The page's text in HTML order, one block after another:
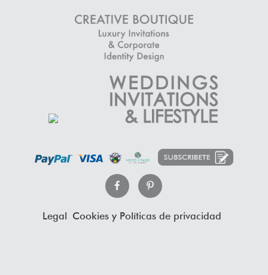
Legal Cookies y Políticas de privacidad